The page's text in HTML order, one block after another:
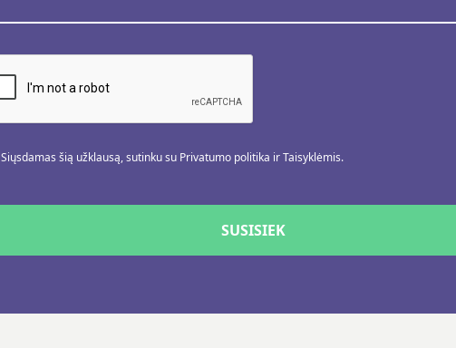
Siųsdamas šią užklausą, sutinku su Privatumo politika ir Taisyklėmis.
SUSISIEK